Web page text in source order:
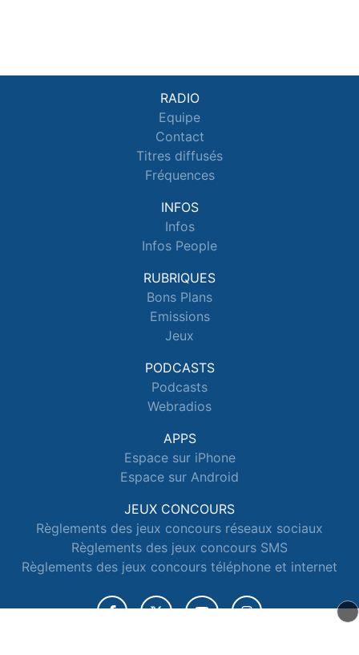
RADIO
Equipe
Contact
Titres diffusés
Fréquences
INFOS
Infos
Infos People
RUBRIQUES
Bons Plans
Emissions
Jeux
PODCASTS
Podcasts
Webradios
APPS
Espace sur iPhone
Espace sur Android
JEUX CONCOURS
Règlements des jeux concours réseaux sociaux
Règlements des jeux concours SMS
Règlements des jeux concours téléphone et internet